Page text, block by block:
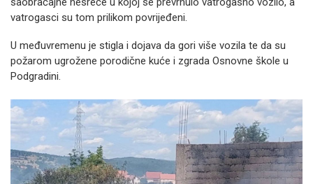
vatrogasci su tom prilikom povrijeđeni.
U međuvremenu je stigla i dojava da gori više vozila te da su
požarom ugrožene porodične kuće i zgrada Osnovne škole u
Podgradini.